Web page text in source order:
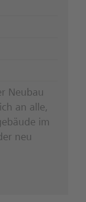
Neubau
an alle,
im
neu